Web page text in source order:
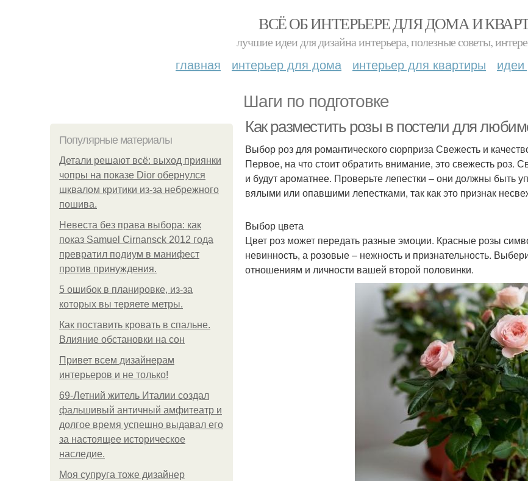
ВСЁ ОБ ИНТЕРЬЕРЕ ДЛЯ ДОМА И
лучшие идеи для дизайна интерьера, полезные советы,
главная интерьер для дома интерьер для квартиры идеи
Шаги по подготовке
Популярные материалы
Детали решают всё: выход приянки
чопры на показе Dior обернулся
шквалом критики из-за небрежного
пошива.
Невеста без права выбора: как
показ Samuel Cirnansck 2012 года
превратил подиум в манифест
против принуждения.
5 ошибок в планировке, из-за
которых вы теряете метры.
Как поставить кровать в спальне.
Влияние обстановки на сон
Привет всем дизайнерам
интерьеров и не только!
69-Летний житель Италии создал
фальшивый античный амфитеатр и
долгое время успешно выдавал его
за настоящее историческое
наследие.
Моя супруга тоже дизайнер
Как разместить розы в постели для
Выбор роз для романтического сюрприза Свежесть и
Первое, на что стоит обратить внимание, это свежесть роз.
и будут ароматнее. Проверьте лепестки – они должны быть
вялыми или опавшими лепестками, так как это признак
Выбор цвета
Цвет роз может передать разные эмоции. Красные розы
невинность, а розовые – нежность и признательность.
отношениям и личности вашей второй половинки.